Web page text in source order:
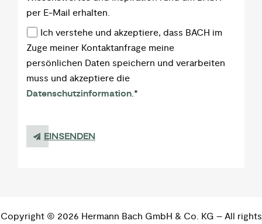
per E-Mail erhalten.
Ich verstehe und akzeptiere, dass BACH im
Zuge meiner Kontaktanfrage meine
persönlichen Daten speichern und verarbeiten
muss und akzeptiere die
Datenschutzinformation.*
Copyright © 2026 Hermann Bach GmbH & Co. KG – All rights